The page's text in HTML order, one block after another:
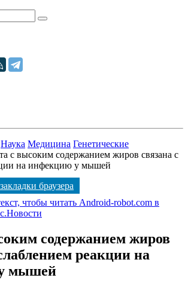
Наука Медицина Генетические
с высоким содержанием жиров связана с
на инфекцию у мышей
браузера
чтобы читать Android-robot.com в
содержанием жиров
реакции на
мышей